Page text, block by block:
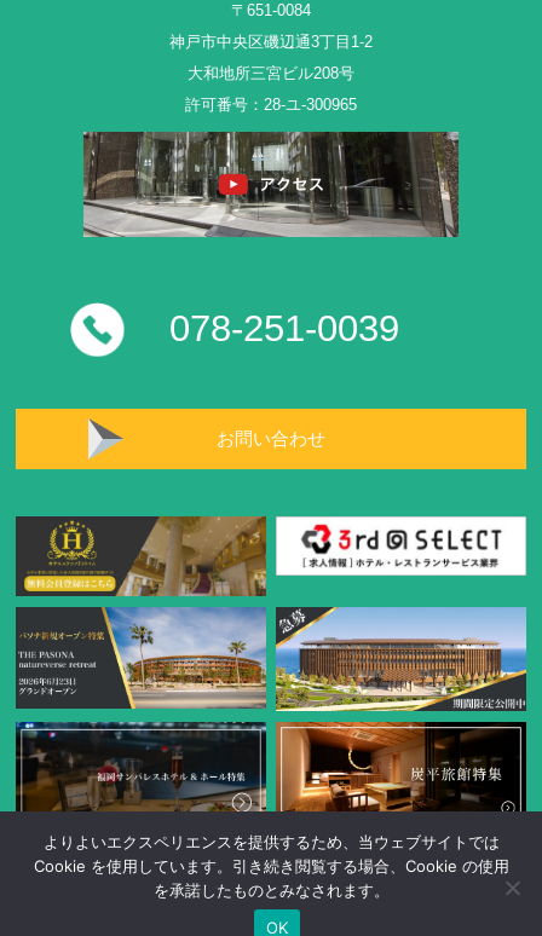
〒651-0084
神戸市中央区磯辺通3丁目1-2
大和地所三宮ビル208号
許可番号：28-ユ-300965
078-251-0039
お問い合わせ
よりよいエクスペリエンスを提供するため、当ウェブサイトでは
Cookie を使用しています。引き続き閲覧する場合、Cookie の使用
を承諾したものとみなされます。
OK